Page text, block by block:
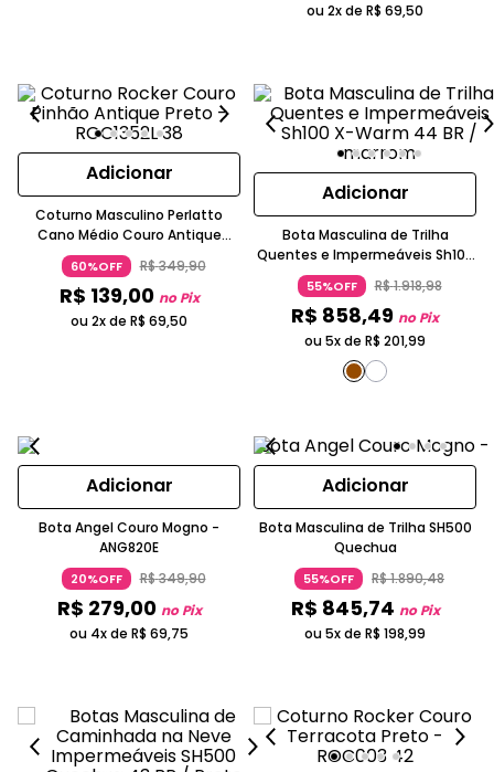
ou 2x de R$ 69,50
Adicionar
Coturno Masculino Perlatto
Cano Médio Couro Antique
Pinhão Preto
60%OFF R$349,90
R$ 139,00 no Pix
ou 2x de R$ 69,50
Adicionar
Bota Masculina de Trilha
Quentes e Impermeáveis Sh100
X-Warm
55%OFF R$1.918,98
R$ 858,49 no Pix
ou 5x de R$ 201,99
Adicionar
Bota Angel Couro Mogno -
ANG820E
20%OFF R$349,90
R$ 279,00 no Pix
ou 4x de R$ 69,75
Adicionar
Bota Masculina de Trilha SH500
Quechua
55%OFF R$1.890,48
R$ 845,74 no Pix
ou 5x de R$ 198,99